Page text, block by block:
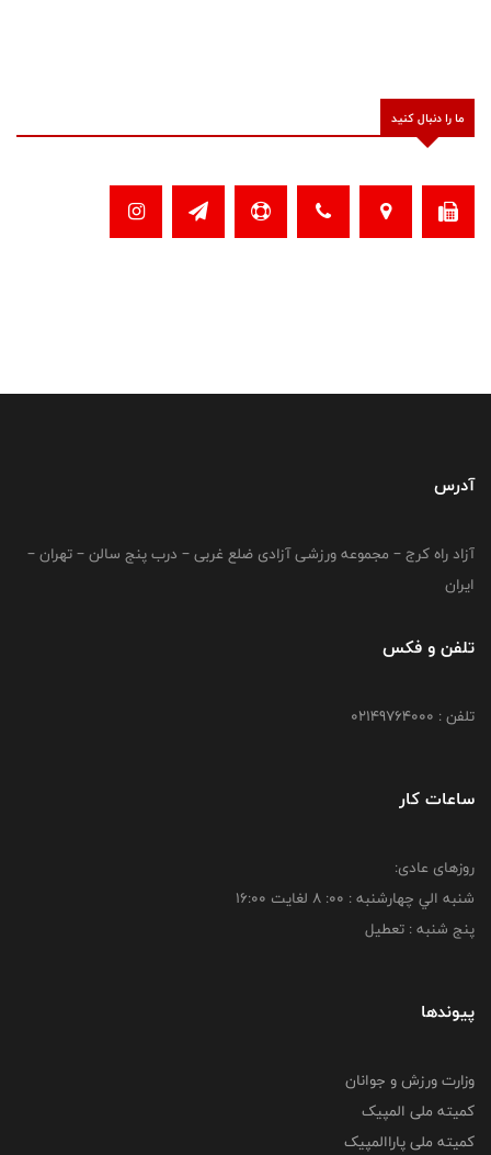
ما را دنبال کنید
آدرس
آزاد راه کرج – مجموعه ورزشی آزادی ضلع غربی – درب پنج سالن – تهران –
ایران
تلفن و فکس
تلفن : 02149764000
ساعات کار
روزهای عادی:
شنبه الي چهارشنبه : 00: 8 لغايت 16:00
پنج شنبه : تعطیل
پیوندها
وزارت ورزش و جوانان
کمیته ملی المپیک
کمیته ملی پاراالمپیک